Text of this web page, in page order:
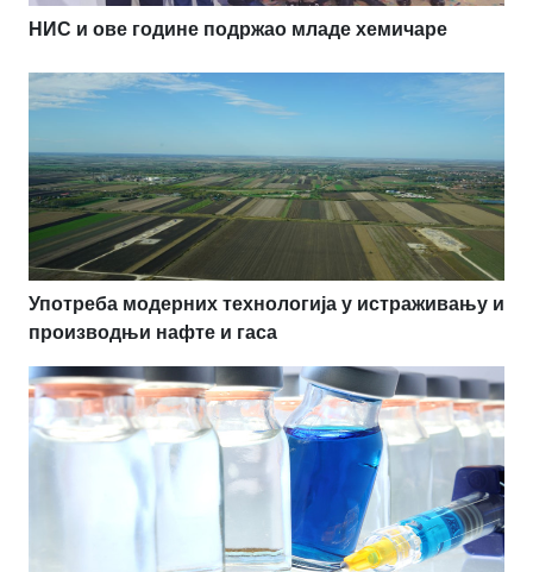
НИС и ове године подржао младе хемичаре
Употреба модерних технологија у истраживању и
производњи нафте и гаса